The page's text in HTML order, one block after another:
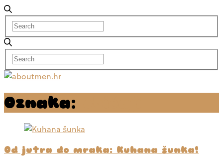
Oznaka:
Od jutra do mraka: Kuhana šunka!